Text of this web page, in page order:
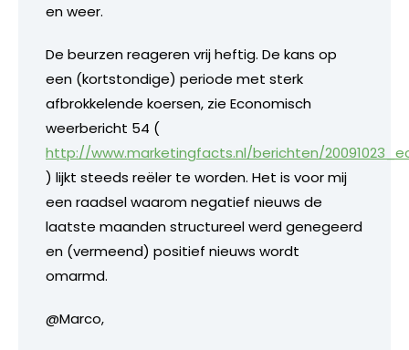
en weer.
De beurzen reageren vrij heftig. De kans op
een (kortstondige) periode met sterk
afbrokkelende koersen, zie Economisch
weerbericht 54 (
http://www.marketingfacts.nl/berichten/
) lijkt steeds reëler te worden. Het is voor mij
een raadsel waarom negatief nieuws de
laatste maanden structureel werd genegeerd
en (vermeend) positief nieuws wordt
omarmd.
@Marco,